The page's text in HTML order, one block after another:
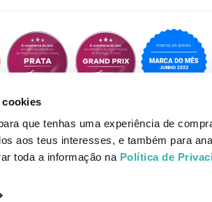
que tenhas uma experiência de
aos teus interesses, e também para
toda a informação na Política de